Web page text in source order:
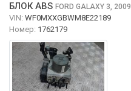
БЛОК ABS FORD GALAXY 3, 2009
VIN: WF0MXXGBWM8E22189
Номер: 1762179